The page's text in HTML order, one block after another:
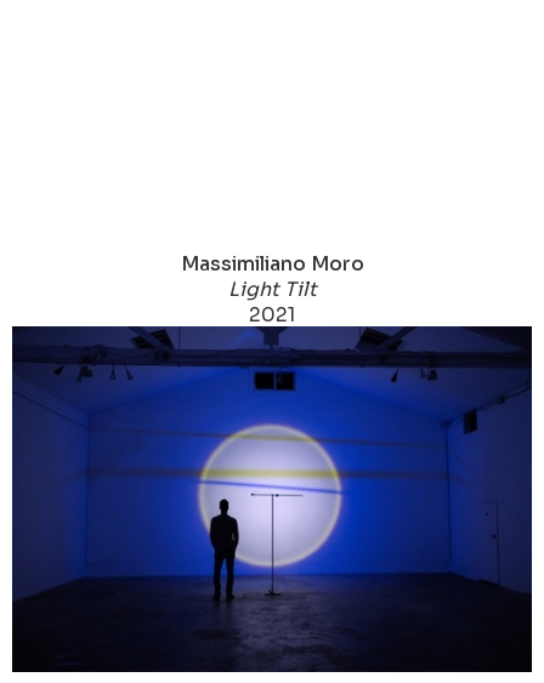
Massimiliano Moro
Light Tilt
2021